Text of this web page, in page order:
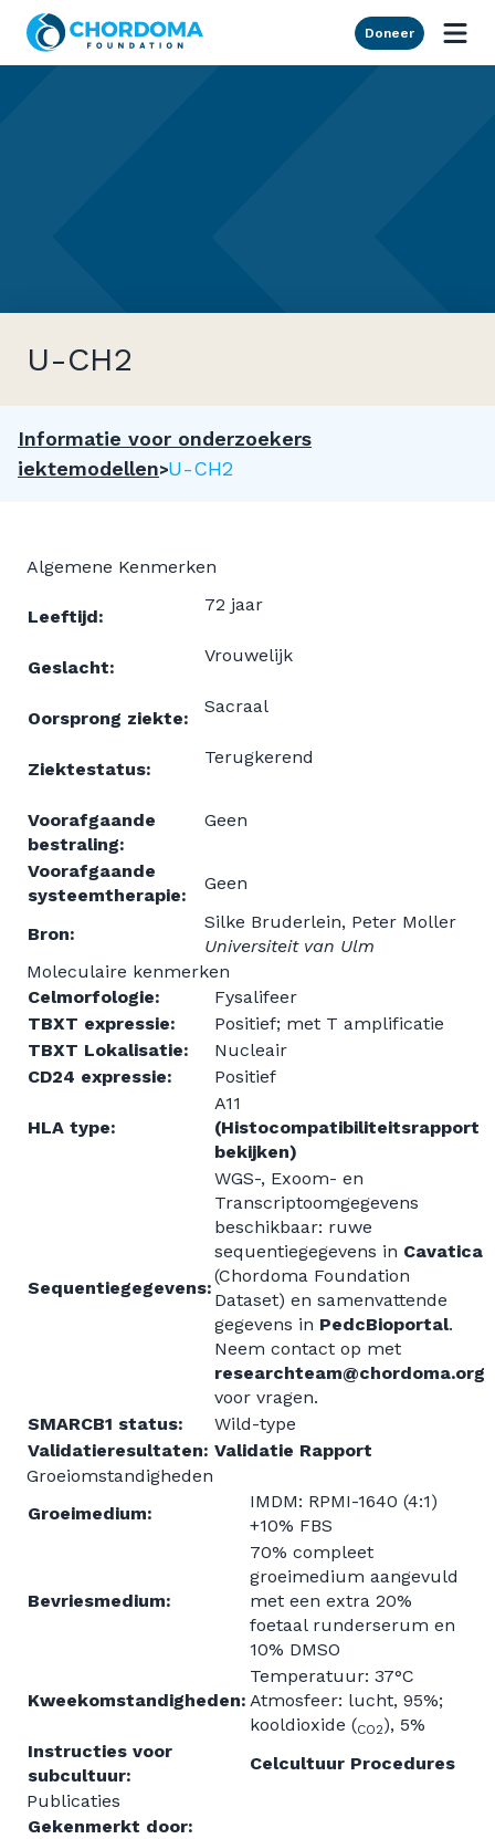
Skip to Main Content
Doneer
U-CH2
Informatie voor onderzoekers
Ziektemodellen U-CH2
Algemene Kenmerken
Leeftijd:
72 jaar
Geslacht:
Vrouwelijk
Oorsprong ziekte:
Sacraal
Ziektestatus:
Terugkerend
Voorafgaande
bestraling:
Geen
Voorafgaande
systeemtherapie:
Geen
Bron:
Silke Bruderlein, Peter Moller
Universiteit van Ulm
Moleculaire kenmerken
Celmorfologie:
Fysalifeer
TBXT expressie:
Positief; met T amplificatie
TBXT Lokalisatie:
Nucleair
CD24 expressie:
Positief
HLA type:
A11
(Histocompatibiliteitsrapport
bekijken)
Sequentiegegevens:
WGS-, Exoom- en
Transcriptoomgegevens
beschikbaar: ruwe
sequentiegegevens in Cavatica
(Chordoma Foundation
Dataset) en samenvattende
gegevens in PedcBioportal.
Neem contact op met
researchteam@chordoma.org
voor vragen.
SMARCB1 status:
Wild-type
Validatieresultaten: Validatie Rapport
Groeiomstandigheden
Groeimedium:
IMDM: RPMI-1640 (4:1)
+10% FBS
Bevriesmedium:
70% compleet
groeimedium aangevuld
met een extra 20%
foetaal runderserum en
10% DMSO
Kweekomstandigheden:
Temperatuur: 37°C
Atmosfeer: lucht, 95%;
kooldioxide (CO2), 5%
Instructies voor
subcultuur:
Celcultuur Procedures
Publicaties
Gekenmerkt door: